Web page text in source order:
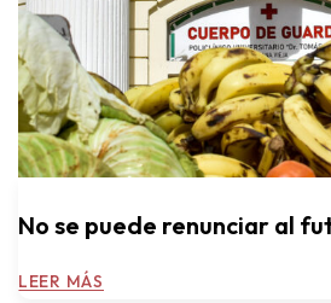
No se puede renunciar al
LEER MÁS